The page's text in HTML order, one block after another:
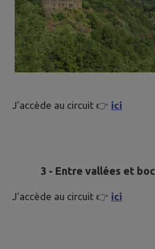
J'accède au circuit 👉 ici
3 - Entre vallées et
J'accède au circuit 👉 ici